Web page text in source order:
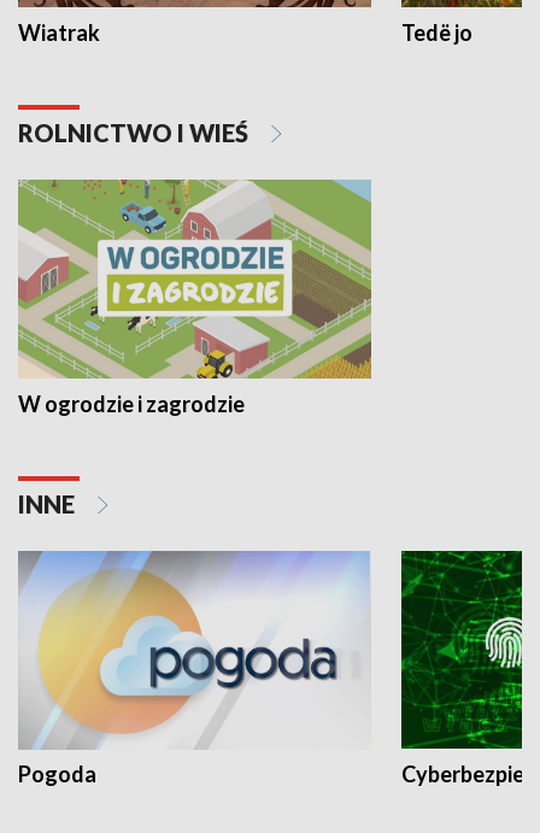
Wiatrak Tedë jo
ROLNICTWO I WIEŚ
W ogrodzie i zagrodzie
INNE
Pogoda